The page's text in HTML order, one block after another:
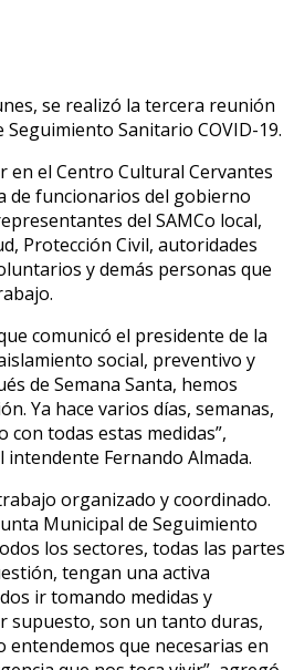
se realizó la tercera reunión
Seguimiento Sanitario COVID-19.
en el Centro Cultural Cervantes
de funcionarios del gobierno
del SAMCo local,
Protección Civil, autoridades
y demás personas que
comunicó el presidente de la
social, preventivo y
de Semana Santa, hemos
Ya hace varios días, semanas,
todas estas medidas”,
Fernando Almada.
organizado y coordinado.
Municipal de Seguimiento
los sectores, todas las partes
tengan una activa
ir tomando medidas y
supuesto, son un tanto duras,
que necesarias en